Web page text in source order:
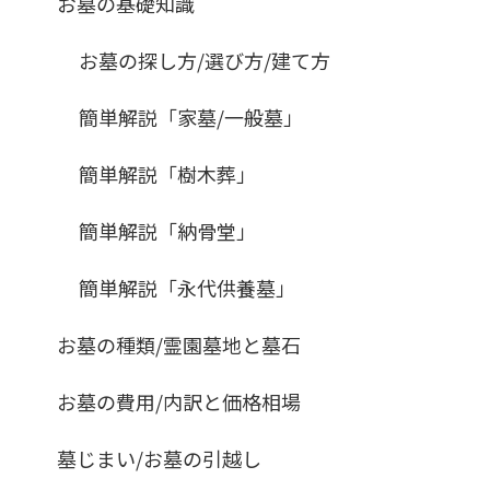
お墓の探し方/選び方/建て方
簡単解説「家墓/一般墓」
簡単解説「樹木葬」
簡単解説「納骨堂」
簡単解説「永代供養墓」
お墓の種類/霊園墓地と墓石
お墓の費用/内訳と価格相場
墓じまい/お墓の引越し